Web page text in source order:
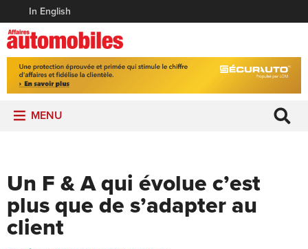
In English
MENU
Un F & A qui évolue c’est
plus que de s’adapter au
client